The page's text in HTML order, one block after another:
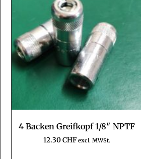
4 Backen Greifkopf 1/8″ NPTF
12.30CHF excl. MWSt.